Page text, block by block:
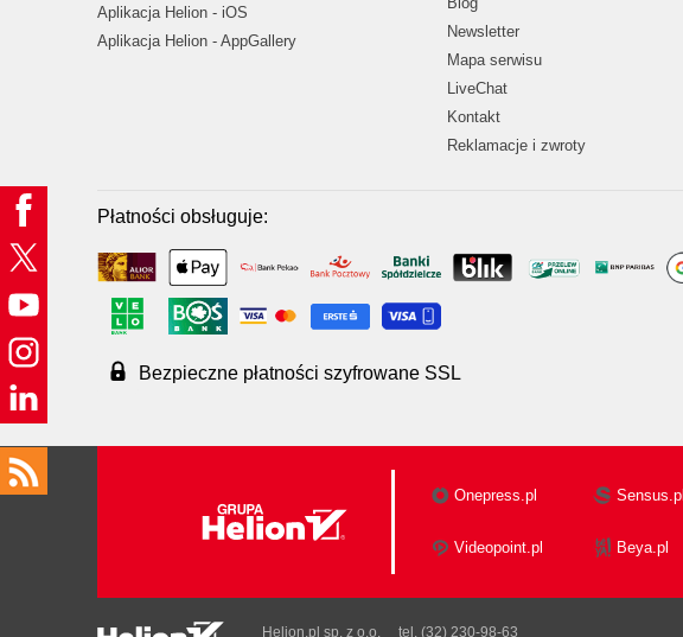
Aplikacja Helion - iOS
Aplikacja Helion - AppGallery
Newsletter
Mapa serwisu
LiveChat
Kontakt
Reklamacje i zwroty
Płatności obsługuje:
Bezpieczne płatności szyfrowane SSL
Onepress.pl Sensus.pl
Videopoint.pl Beya.pl
Helion.pl sp. z o.o. tel. (32) 230-98-63